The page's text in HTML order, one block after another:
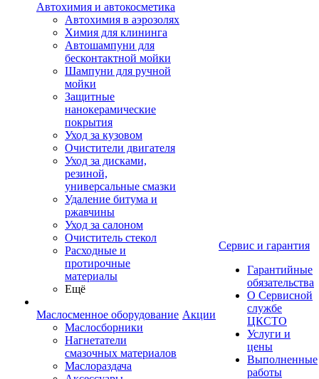
Автохимия и автокосметика
Автохимия в аэрозолях
Химия для клининга
Автошампуни для
бесконтактной мойки
Шампуни для ручной
мойки
Защитные
нанокерамические
покрытия
Уход за кузовом
Очистители двигателя
Уход за дисками,
резиной,
универсальные смазки
Удаление битума и
ржавчины
Уход за салоном
Очиститель стекол
Расходные и
протирочные
материалы
Ещё
Маслосменное оборудование
Маслосборники
Нагнетатели
смазочных материалов
Маслораздача
Акции
Сервис и гарантия
Гарантийные
обязательства
О Сервисной
службе
ЦКСТО
Услуги и
цены
Выполненные
работы